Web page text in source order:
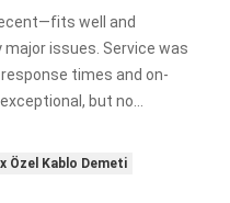
well and
issues. Service was
times and on-
but no
Özel Kablo Demeti